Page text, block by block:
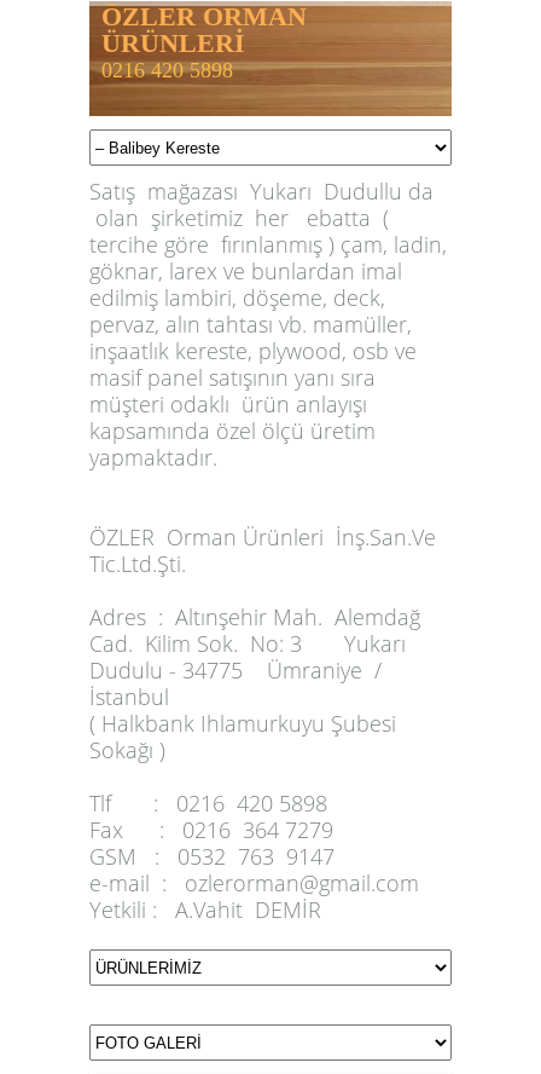
ÖZLER ORMAN
ÜRÜNLERİ
0216 420 5898
Satış mağazası Yukarı Dudullu da
olan şirketimiz her ebatta (
tercihe göre fırınlanmış ) çam, ladin,
göknar, larex ve bunlardan imal
edilmiş lambiri, döşeme, deck,
pervaz, alın tahtası vb. mamüller,
inşaatlık kereste, plywood, osb ve
masif panel satışının yanı sıra
müşteri odaklı ürün anlayışı
kapsamında özel ölçü üretim
yapmaktadır.
ÖZLER Orman Ürünleri İnş.San.Ve
Tic.Ltd.Şti.
Adres : Altınşehir Mah. Alemdağ
Cad. Kilim Sok. No: 3 Yukarı
Dudulu - 34775 Ümraniye /
İstanbul
( Halkbank Ihlamurkuyu Şubesi
Sokağı )
Tlf :
0216 420 5898
Fax :
0216 364 7279
GSM :
0532 763 9147
e-mail :
ozlerorman@gmail.com
Yetkili :
A.Vahit DEMİR